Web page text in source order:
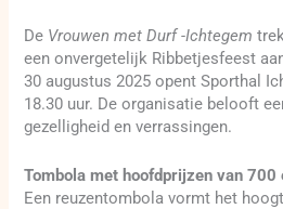
De Vrouwen met Durf -Ichtegem
een onvergetelijk Ribbetjesfeest
30 augustus 2025 opent Sporthal
18.30 uur. De organisatie belooft
gezelligheid en verrassingen.
Tombola met hoofdprijzen van 700
Een reuzentombola vormt het